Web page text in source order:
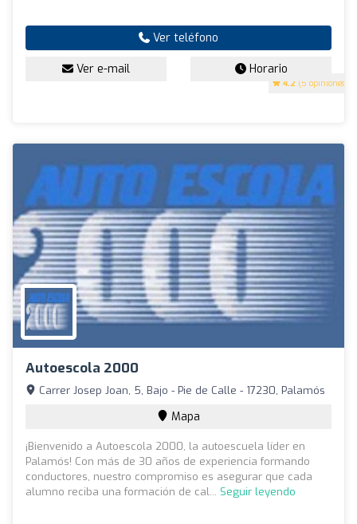
4.2 (5 opiniones)
Ver teléfono
Ver e-mail Horario
Autoescola 2000
Carrer Josep Joan, 5, Bajo - Pie de Calle - 17230, Palamós
Mapa
¡Bienvenido a Autoescola 2000, la autoescuela líder en
Palamós! Con más de 30 años de experiencia formando
conductores, nuestro compromiso es asegurar que cada
alumno reciba una formación de cal... Seguir leyendo